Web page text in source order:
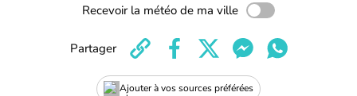
Recevoir la météo de ma ville
Ajouter à vos sources préférées
Partager